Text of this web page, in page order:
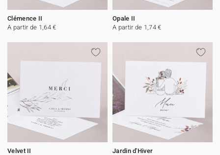
Clémence II
A partir de 1,64 €
Opale II
A partir de 1,74 €
Velvet II
Jardin d'Hiver